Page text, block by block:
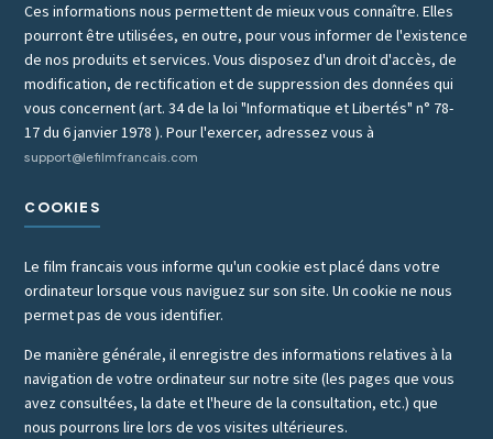
Ces informations nous permettent de mieux vous connaître. Elles
pourront être utilisées, en outre, pour vous informer de l'existence
de nos produits et services. Vous disposez d'un droit d'accès, de
modification, de rectification et de suppression des données qui
vous concernent (art. 34 de la loi "Informatique et Libertés" n° 78-
17 du 6 janvier 1978 ). Pour l'exercer, adressez vous à
support@lefilmfrancais.com
COOKIES
Le film francais vous informe qu'un cookie est placé dans votre
ordinateur lorsque vous naviguez sur son site. Un cookie ne nous
permet pas de vous identifier.
De manière générale, il enregistre des informations relatives à la
navigation de votre ordinateur sur notre site (les pages que vous
avez consultées, la date et l'heure de la consultation, etc.) que
nous pourrons lire lors de vos visites ultérieures.